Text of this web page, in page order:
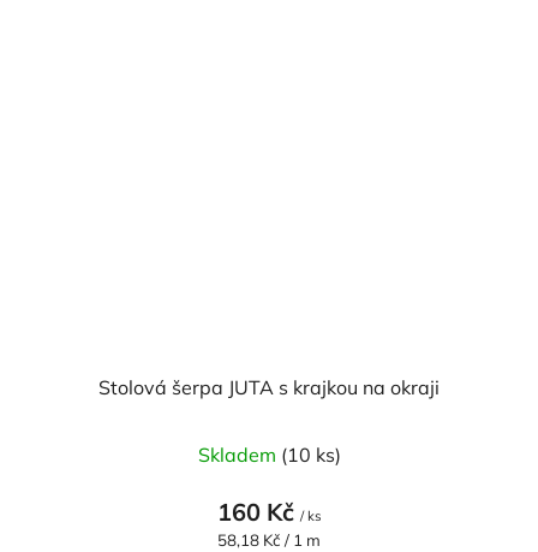
Stolová šerpa JUTA s krajkou na okraji
Skladem (10 ks)
160 Kč / ks
Měrná
58,18 Kč / 1 m